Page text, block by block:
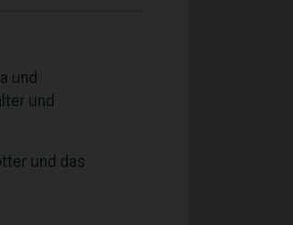
und
und
und das